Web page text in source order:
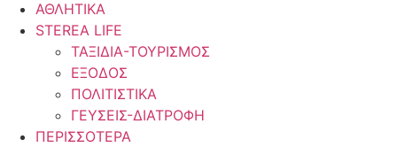
ΑΘΛΗΤΙΚΑ
STEREA LIFE
ΤΑΞΙΔΙΑ-ΤΟΥΡΙΣΜΟΣ
ΕΞΟΔΟΣ
ΠΟΛΙΤΙΣΤΙΚΑ
ΓΕΥΣΕΙΣ-ΔΙΑΤΡΟΦΗ
ΠΕΡΙΣΣΟΤΕΡΑ